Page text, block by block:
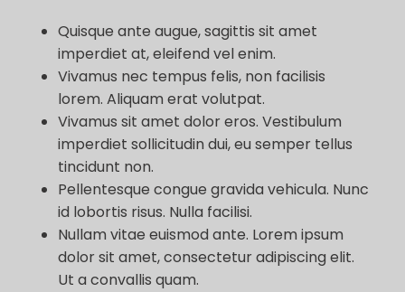
Quisque ante augue, sagittis sit amet
imperdiet at, eleifend vel enim.
Vivamus nec tempus felis, non facilisis
lorem. Aliquam erat volutpat.
Vivamus sit amet dolor eros. Vestibulum
imperdiet sollicitudin dui, eu semper tellus
tincidunt non.
Pellentesque congue gravida vehicula. Nunc
id lobortis risus. Nulla facilisi.
Nullam vitae euismod ante. Lorem ipsum
dolor sit amet, consectetur adipiscing elit.
Ut a convallis quam.